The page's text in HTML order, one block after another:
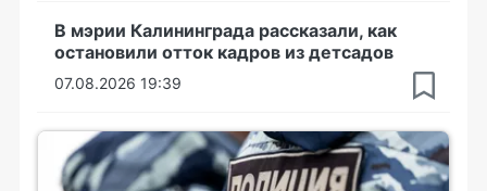
В мэрии Калининграда рассказали, как
остановили отток кадров из детсадов
07.08.2026 19:39